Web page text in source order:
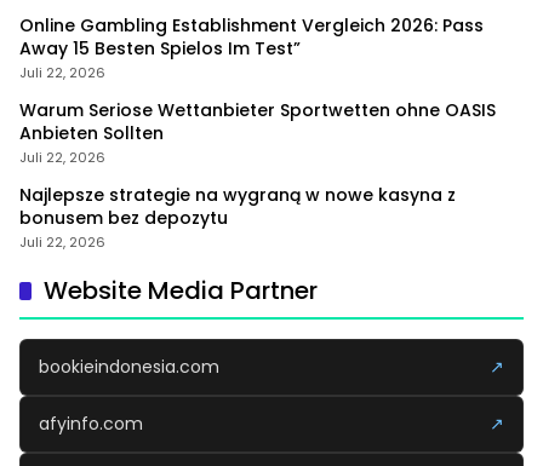
Online Gambling Establishment Vergleich 2026: Pass
Away 15 Besten Spielos Im Test”
Juli 22, 2026
Warum Seriose Wettanbieter Sportwetten ohne OASIS
Anbieten Sollten
Juli 22, 2026
Najlepsze strategie na wygraną w nowe kasyna z
bonusem bez depozytu
Juli 22, 2026
Website Media Partner
bookieindonesia.com ↗
afyinfo.com ↗